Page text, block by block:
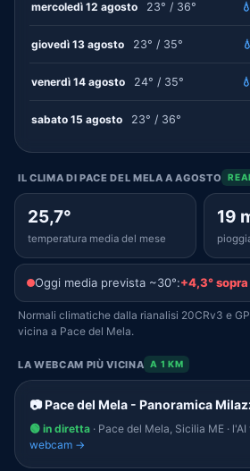
mercoledì 12 agosto 23° / 36°
giovedì 13 agosto 23° / 35°
venerdì 14 agosto 24° / 35°
sabato 15 agosto 23° / 36°
IL CLIMA DI PACE DEL MELA A AGOSTO
25,7°
temperatura media del mese
19
Oggi media prevista ~30°:+4,3°
Normali climatiche dalla rianalisi 20CRv3 e
vicina a Pace del Mela.
LA WEBCAM PIÙ VICINA A 1 KM
📷 Pace del Mela - Panoramica
🟢 in diretta · Pace del Mela, Sicilia ME ·
webcam →